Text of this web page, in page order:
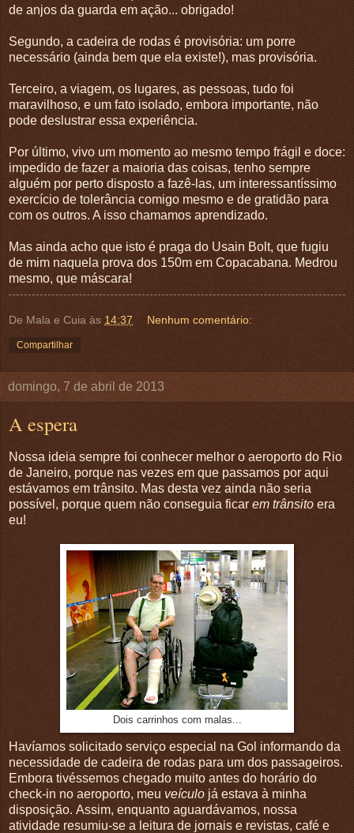
de anjos da guarda em ação... obrigado!
Segundo, a cadeira de rodas é provisória: um porre
necessário (ainda bem que ela existe!), mas provisória.
Terceiro, a viagem, os lugares, as pessoas, tudo foi
maravilhoso, e um fato isolado, embora importante, não
pode deslustrar essa experiência.
Por último, vivo um momento ao mesmo tempo frágil e doce:
impedido de fazer a maioria das coisas, tenho sempre
alguém por perto disposto a fazê-las, um interessantíssimo
exercício de tolerância comigo mesmo e de gratidão para
com os outros. A isso chamamos aprendizado.
Mas ainda acho que isto é praga do Usain Bolt, que fugiu
de mim naquela prova dos 150m em Copacabana. Medrou
mesmo, que máscara!
De Mala e Cuia às 14:37 Nenhum comentário:
Compartilhar
domingo, 7 de abril de 2013
A espera
Nossa ideia sempre foi conhecer melhor o aeroporto do Rio
de Janeiro, porque nas vezes em que passamos por aqui
estávamos em trânsito. Mas desta vez ainda não seria
possível, porque quem não conseguia ficar em trânsito era
eu!
Dois carrinhos com malas...
Havíamos solicitado serviço especial na Gol informando da
necessidade de cadeira de rodas para um dos passageiros.
Embora tivéssemos chegado muito antes do horário do
check-in no aeroporto, meu veículo já estava à minha
disposição. Assim, enquanto aguardávamos, nossa
atividade resumiu-se a leitura de jornais e revistas, café e